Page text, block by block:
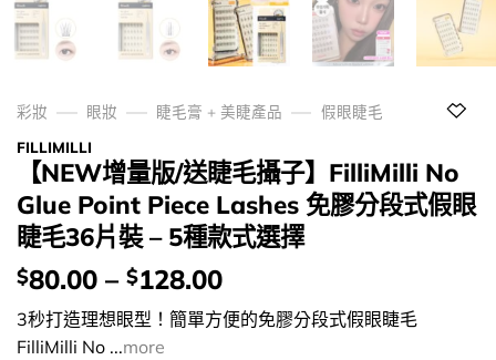
彩妝 眼妝 睫毛膏 + 美睫產品
假眼睫毛
FILLIMILLI
【NEW增量版/送睫毛攝子】FilliMilli No
Glue Point Piece Lashes 免膠分段式假眼
睫毛36片裝 – 5種款式選擇
價
錢：
$80.00 – $128.00
3秒打造理想眼型！簡單方便的免膠分段式假眼睫毛
FilliMilli No ...more